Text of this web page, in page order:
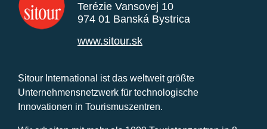
Terézie Vansovej 10
974 01 Banská Bystrica
www.sitour.sk
Sitour International ist das weltweit größte
Unternehmensnetzwerk für technologische
Innovationen in Tourismuszentren.